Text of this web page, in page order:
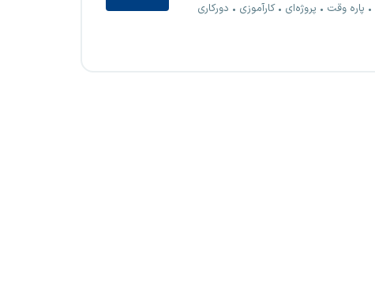
پاره وقت پروژه‌ای کارآموزی دورکاری